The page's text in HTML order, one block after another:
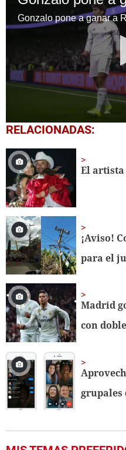
0
seconds
12
seconds
RELACIONADAS:
El
¡Aviso!
para el
Madrid
con
grupales